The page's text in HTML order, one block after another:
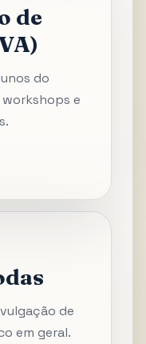
de
do
e
de
em geral.